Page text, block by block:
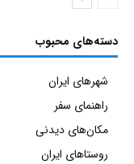
دسته‌های محبوب
شهرهای ایران
راهنمای سفر
مکان‌های دیدنی
روستاهای ایران